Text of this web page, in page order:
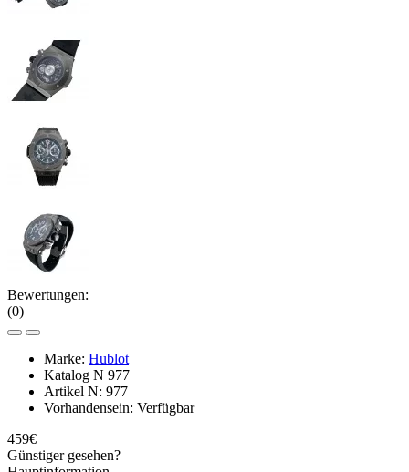
Bewertungen:
(0)
Marke: Hublot
Katalog N 977
Artikel N: 977
Vorhandensein: Verfügbar
459€
Günstiger gesehen?